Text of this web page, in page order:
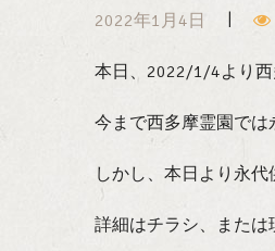
2022年1月4日
本日、2022/1/4より西
今まで西多摩霊園では
しかし、本日より永
詳細はチラシ、または